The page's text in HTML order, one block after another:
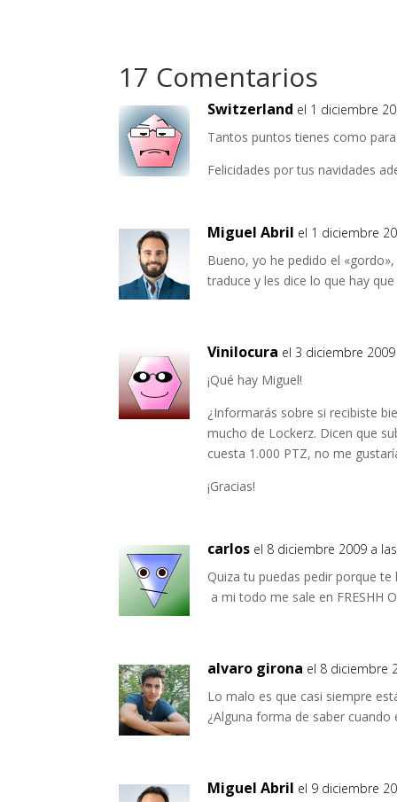
17 Comentarios
Switzerland el 1 diciembre
Tantos puntos tienes como
Felicidades por tus navidades
Miguel Abril el 1 diciembre
Bueno, yo he pedido el
traduce y les dice lo que hay
Vinilocura el 3 diciembre
¡Qué hay Miguel!
¿Informarás sobre si recibiste
mucho de Lockerz. Dicen que
cuesta 1.000 PTZ, no me
¡Gracias!
carlos el 8 diciembre 2009 a
Quiza tu puedas pedir porque
a mi todo me sale en FRESHH
alvaro girona el 8 diciembre
Lo malo es que casi siempre
¿Alguna forma de saber cuando
Miguel Abril el 9 diciembre